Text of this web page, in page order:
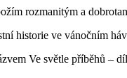
rozmanitým a
ve vánočním
Ve světle příběhů –